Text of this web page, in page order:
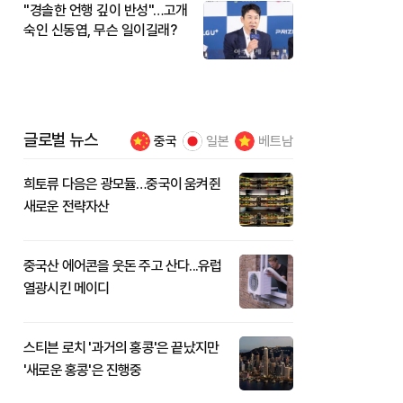
"경솔한 언행 깊이 반성"…고개
숙인 신동엽, 무슨 일이길래?
글로벌 뉴스 중국 일본 베트남
희토류 다음은 광모듈…중국이 움켜쥔
새로운 전략자산
중국산 에어콘을 웃돈 주고 산다...유럽
열광시킨 메이디
스티븐 로치 '과거의 홍콩'은 끝났지만
'새로운 홍콩'은 진행중